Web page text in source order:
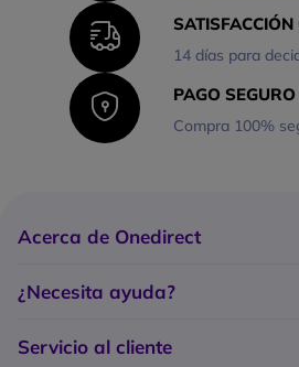
14 días para
PAGO SEGURO
Compra 100%
Acerca de Onedirect
Los 10 puntos fuertes Onedirect
Trabaje con nosotros
¿Necesita ayuda?
Servicio al cliente